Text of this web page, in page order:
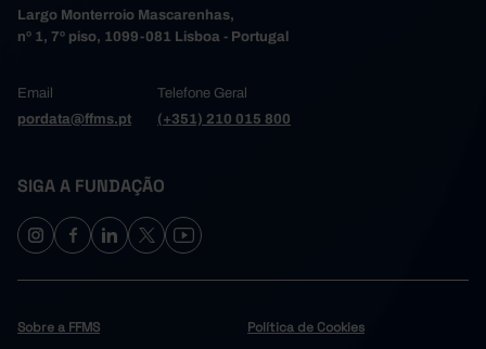
Largo Monterroio Mascarenhas,
nº 1, 7º piso, 1099-081 Lisboa - Portugal
Email
pordata@ffms.pt
Telefone Geral
(+351) 210 015 800
SIGA A FUNDAÇÃO
Sobre a FFMS Política de Cookies